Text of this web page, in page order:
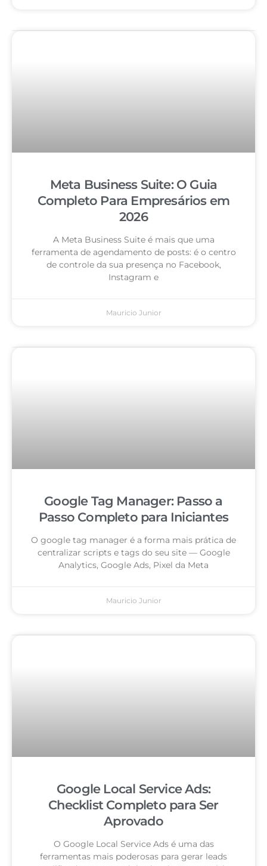
Meta Business Suite: O Guia
Completo Para Empresários em
2026
A Meta Business Suite é mais que uma
ferramenta de agendamento de posts: é o centro
de controle da sua presença no Facebook,
Instagram e
Mauricio Junior
Google Tag Manager: Passo a
Passo Completo para Iniciantes
O google tag manager é a forma mais prática de
centralizar scripts e tags do seu site — Google
Analytics, Google Ads, Pixel da Meta
Mauricio Junior
Google Local Service Ads:
Checklist Completo para Ser
Aprovado
O Google Local Service Ads é uma das
ferramentas mais poderosas para gerar leads